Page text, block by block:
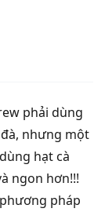
phải dùng
nhưng một
hạt cà
ngon hơn!!!
pháp